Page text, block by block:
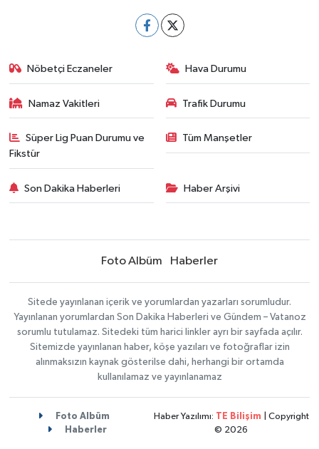
Nöbetçi Eczaneler Hava Durumu
Namaz Vakitleri Trafik Durumu
Süper Lig Puan Durumu ve
Fikstür
Tüm Manşetler
Son Dakika Haberleri Haber Arşivi
Foto Albüm Haberler
Sitede yayınlanan içerik ve yorumlardan yazarları sorumludur.
Yayınlanan yorumlardan Son Dakika Haberleri ve Gündem – Vatanoz
sorumlu tutulamaz. Sitedeki tüm harici linkler ayrı bir sayfada açılır.
Sitemizde yayınlanan haber, köşe yazıları ve fotoğraflar izin
alınmaksızın kaynak gösterilse dahi, herhangi bir ortamda
kullanılamaz ve yayınlanamaz
Foto Albüm
Haberler
Haber Yazılımı: TE Bilişim | Copyright
© 2026